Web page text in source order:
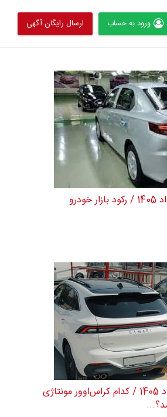
ورود به حساب ارسال رایگان آگهی
قیمت خودرو امروز 12 مرداد 1405 / رکود بازار خودرو
قیمت خودرو امروز 8 مرداد 1405 / کدام کراس‌اوور مونتاژی